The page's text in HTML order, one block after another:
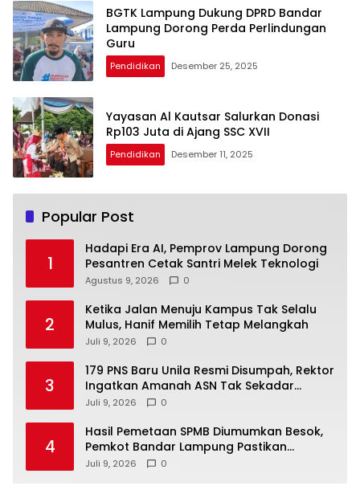
BGTK Lampung Dukung DPRD Bandar
Lampung Dorong Perda Perlindungan
Guru
Pendidikan Desember 25, 2025
Yayasan Al Kautsar Salurkan Donasi
Rp103 Juta di Ajang SSC XVII
Pendidikan Desember 11, 2025
Popular Post
1
Hadapi Era AI, Pemprov Lampung Dorong
Pesantren Cetak Santri Melek Teknologi
Agustus 9, 2026 0
2
Ketika Jalan Menuju Kampus Tak Selalu
Mulus, Hanif Memilih Tetap Melangkah
Juli 9, 2026 0
3
179 PNS Baru Unila Resmi Disumpah, Rektor
Ingatkan Amanah ASN Tak Sekadar
Formalitas
Juli 9, 2026 0
4
Hasil Pemetaan SPMB Diumumkan Besok,
Pemkot Bandar Lampung Pastikan
Sekolah Negeri Gratis
Juli 9, 2026 0